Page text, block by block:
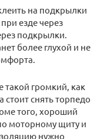
на подкрылки
езде через
подкрылки.
более глухой и не
такой громкий, как
снять торпедо
того, хороший
моторному щиту и
нужно